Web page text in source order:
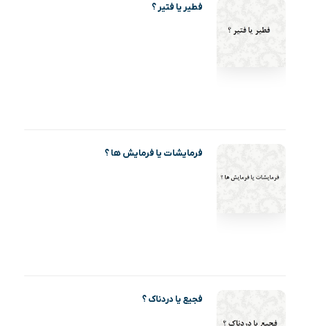
فطیر یا فتیر ؟
فرمایشات یا فرمایش ها ؟
فجیع یا دردناک ؟